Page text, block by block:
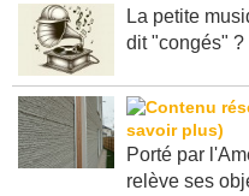
La petite
dit "congés" ?
Porté par
relève ses